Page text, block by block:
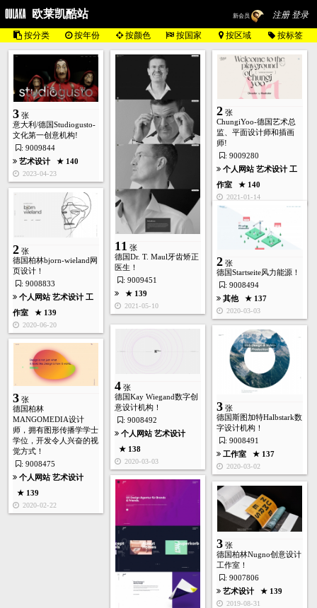
欧莱凯酷站 新会员 注册 登录
按分类 按年份 按颜色 按国家 按区域 按标签
3 张
意大利/德国Studiogusto-
文化第一创意机构!
: 9009844
艺术设计
★ 140
2023-04-23
11 张
德国Dr. T. Maul牙齿矫正
医生！
: 9009451
★ 139
2021-05-10
2 张
ChungiYoo-德国艺术总
监、平面设计师和插画
师!
: 9009280
个人网站 艺术设计 工
作室
★ 140
2021-01-14
2 张
德国柏林bjorn-wieland网
页设计！
: 9008833
个人网站 艺术设计 工
作室
★ 139
2020-06-20
2 张
德国Startseite风力能源！
: 9008494
其他
★ 137
2020-03-03
4 张
德国Kay Wiegand数字创
意设计机构！
: 9008492
个人网站 艺术设计
★ 138
2020-03-03
3 张
德国斯图加特Halbstark数
字设计机构！
: 9008491
工作室
★ 137
2020-03-02
3 张
德国柏林
MANGOMEDIA设计
师，拥有图形传播学学士
学位，开发令人兴奋的视
觉方式！
: 9008475
个人网站 艺术设计
★ 139
2020-02-22
3 张
德国柏林Nugno创意设计
工作室！
: 9007806
艺术设计
★ 139
2019-08-31